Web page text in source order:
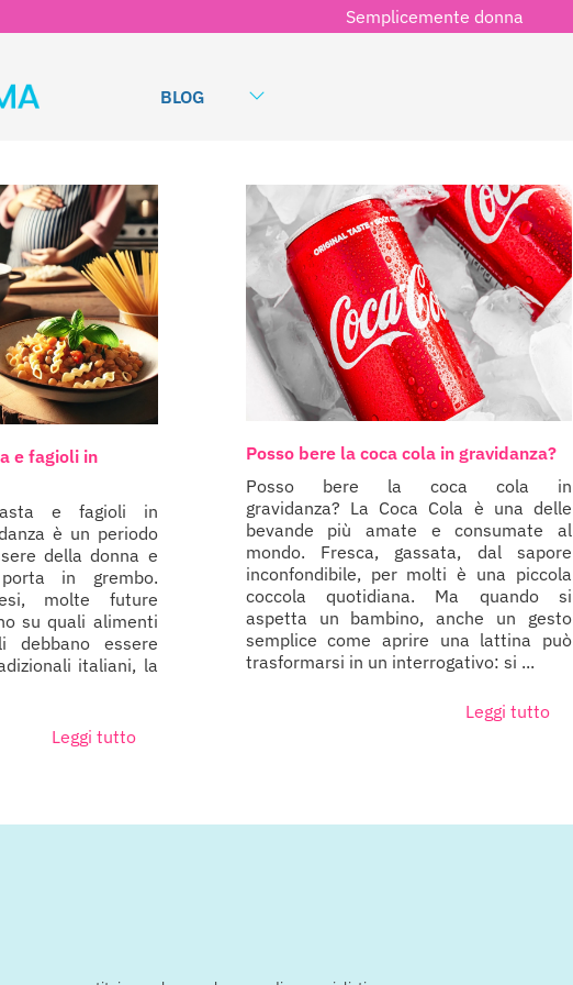
Semplicemente donna
BLOG
e fagioli in
e fagioli in
è un periodo
della donna e
in grembo.
molte future
su quali alimenti
debbano essere
italiani, la
Leggi tutto
Posso bere la coca cola in gravidanza?
Posso bere la coca cola in
gravidanza? La Coca Cola è una delle
bevande più amate e consumate al
mondo. Fresca, gassata, dal sapore
inconfondibile, per molti è una piccola
coccola quotidiana. Ma quando si
aspetta un bambino, anche un gesto
semplice come aprire una lattina può
trasformarsi in un interrogativo: si ...
Leggi tutto